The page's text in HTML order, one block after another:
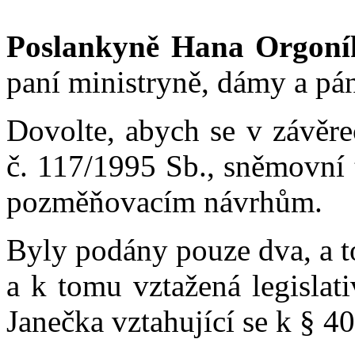
Poslankyně Hana
paní ministryně, dámy a
Dovolte, abych se v
č. 117/1995 Sb.,
pozměňovacím návrhům.
Byly podány pouze dva, a
a k tomu vztažená
Janečka vztahující se k §